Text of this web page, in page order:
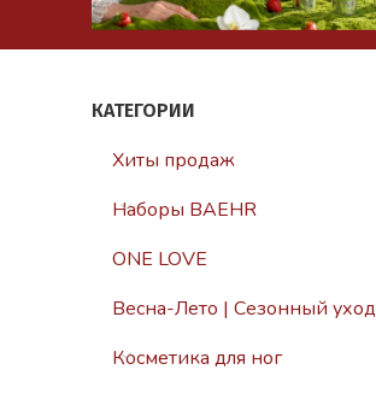
КАТЕГОРИИ
Хиты продаж
Наборы BAEHR
ONE LOVE
Весна-Лето | Сезонный уход
Косметика для ног